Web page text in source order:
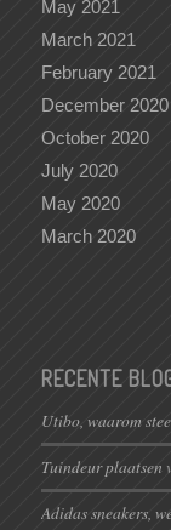
May 2021
March 2021
February 2021
December 2020
October 2020
July 2020
May 2020
March 2020
RECENTE
Utibo, waarom
Tuindeur plaatsen
Adidas sneakers,